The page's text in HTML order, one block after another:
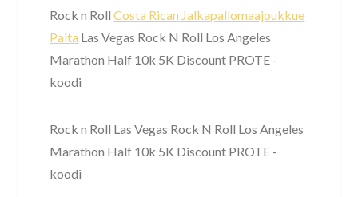
Rock n RollCosta Rican Jalkapallomaajoukkue
Paita Las Vegas Rock N Roll Los Angeles
Marathon Half 10k 5K Discount PROTE -
koodi
Rock n Roll Las Vegas Rock N Roll Los Angeles
Marathon Half 10k 5K Discount PROTE -
koodi